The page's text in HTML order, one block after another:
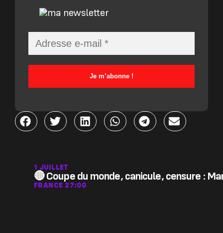
1 JUILLET
🔴 Coupe du monde, canicule, censure :
FRANCE 27:00